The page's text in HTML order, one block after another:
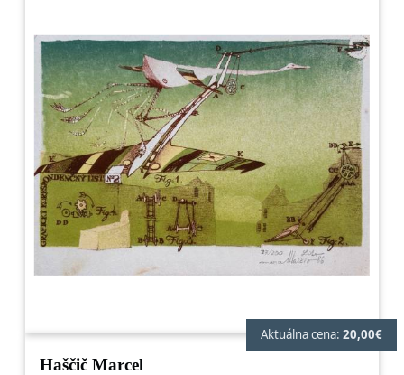
Aktuálna cena: 20,00€
Haščič Marcel